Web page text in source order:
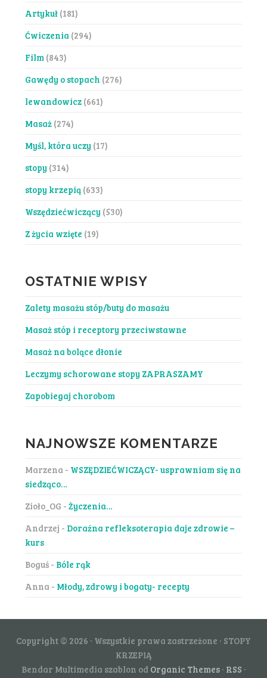
Artykuł(181)
Ćwiczenia (294)
Film (843)
Gawędy o stopach (276)
lewandowicz(661)
Masaż(274)
Myśl, która uczy (17)
stopy (314)
stopy krzepią(633)
Wszędziećwiczący (530)
Z życia wzięte (19)
OSTATNIE WPISY
Zalety masażu stóp/buty do masażu
Masaż stóp i receptory przeciwstawne
Masaż na bolące dłonie
Leczymy schorowane stopy ZAPRASZAMY
Zapobiegaj chorobom
NAJNOWSZE KOMENTARZE
Marzena - WSZĘDZIEĆWICZĄCY- usprawniam się na
siedząco…
Zioło_OG - Życzenia…
Andrzej - Doraźna refleksoterapia daje zdrowie –
kurs
Boguś- Bóle rąk
Anna - Młody, zdrowy i bogaty- recepty
Copyright © 2026 · Wszystkie prawa zastrzeżone · STOPY
KRZEPIĄ
Bendar Multimedia szablon od Organic Themes· RSS ·